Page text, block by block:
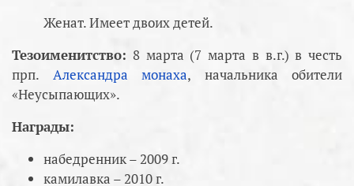
Женат. Имеет двоих детей.
Тезоименитство: 8 марта (7 марта в в.г.) в честь
прп. Александра монаха, начальника обители
«Неусыпающих».
Награды:
набедренник – 2009 г.
камилавка – 2010 г.